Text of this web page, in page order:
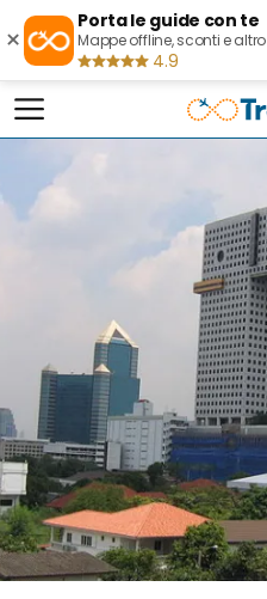
×
Porta le guide con te
Mappe offline, sconti e altro
4.9